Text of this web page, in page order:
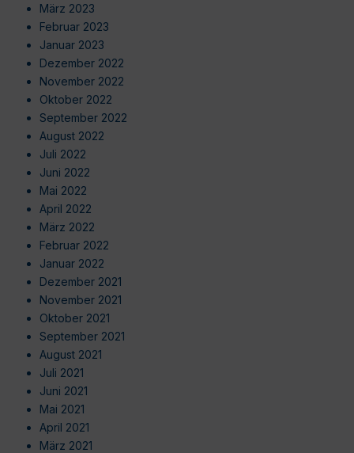
März 2023
Februar 2023
Januar 2023
Dezember 2022
November 2022
Oktober 2022
September 2022
August 2022
Juli 2022
Juni 2022
Mai 2022
April 2022
März 2022
Februar 2022
Januar 2022
Dezember 2021
November 2021
Oktober 2021
September 2021
August 2021
Juli 2021
Juni 2021
Mai 2021
April 2021
März 2021